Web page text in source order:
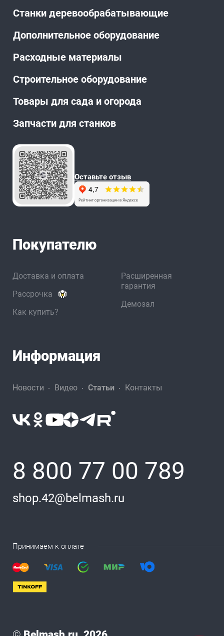
Станки деревообрабатывающие
Дополнительное оборудование
Расходные материалы
Строительное оборудование
Товары для сада и огорода
Запчасти для станков
Оставьте отзыв
Покупателю
Доставка и оплата
Рассрочка
Как купить?
Расширенная
гарантия
Демозал
Информация
Новости Видео Статьи Контакты
8 800 77 00 789
shop.42@belmash.ru
Принимаем к оплате